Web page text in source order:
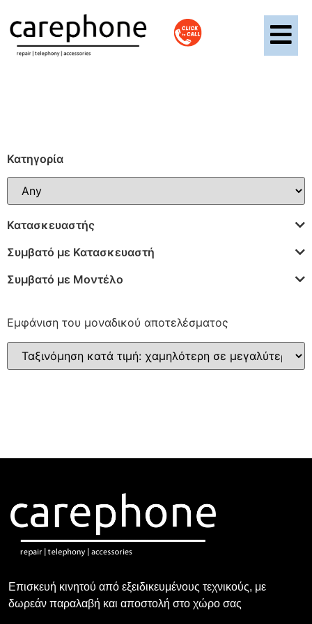
Κατηγορία
Κατασκευαστής
Συμβατό με Κατασκευαστή
Συμβατό με Μοντέλο
Εμφάνιση του μοναδικού αποτελέσματος
Επισκευή κινητού από εξειδικευμένους τεχνικούς, με
δωρεάν παραλαβή και αποστολή στο χώρο σας